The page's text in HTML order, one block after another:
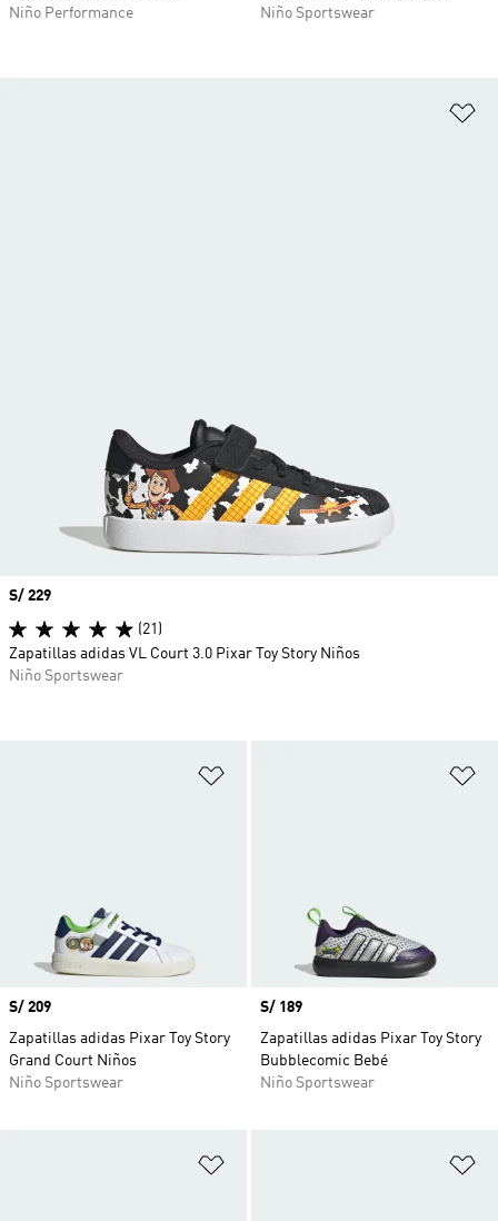
Niño Performance
Niño Sportswear
Precio
S/ 209
Zapatillas adidas Pixar Toy Story
Grand Court Niños
Niño Sportswear
Precio
S/ 189
Zapatillas adidas Pixar Toy Story
Bubblecomic Bebé
Niño Sportswear
Precio
S/ 229
(21)
Zapatillas adidas VL Court 3.0 Pixar Toy Story Niños
Niño Sportswear